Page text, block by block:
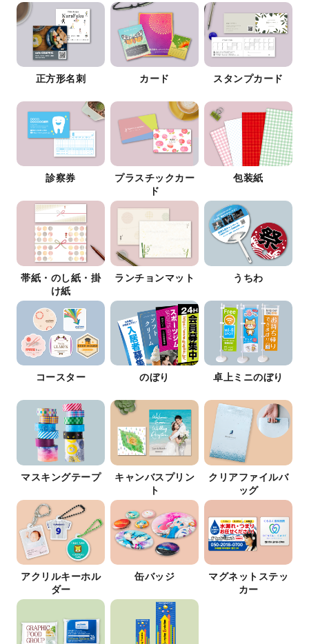
正方形名刺 カード スタンプカード
診察券
プラスチックカー
ド
包装紙
帯紙・のし紙・掛
け紙
ランチョンマット うちわ
コースター のぼり 卓上ミニのぼり
マスキングテープ
キャンバスプリン
ト
クリアファイルバ
ッグ
アクリルキーホル
ダー
缶バッジ
マグネットステッ
カー